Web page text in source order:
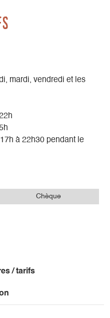
mardi, vendredi et les
à 22h30 pendant le
Chèque
/ tarifs